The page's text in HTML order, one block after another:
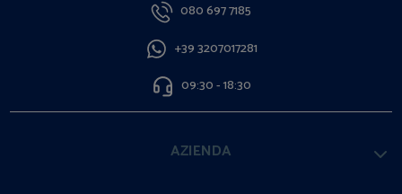
080 697 7185
+39 3207017281
09:30 - 18:30
AZIENDA